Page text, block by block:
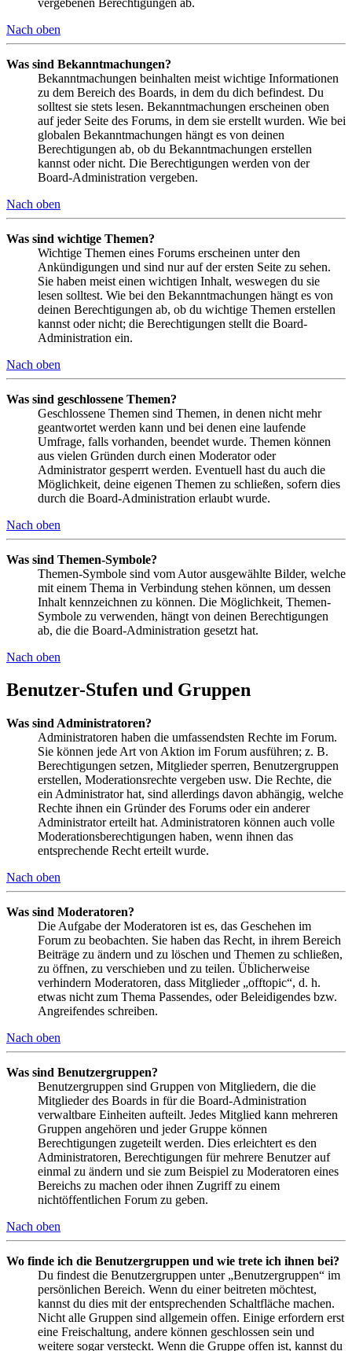
Nach oben
Was sind Bekanntmachungen?
Bekanntmachungen beinhalten meist wichtige Informationen
zu dem Bereich des Boards, in dem du dich befindest. Du
solltest sie stets lesen. Bekanntmachungen erscheinen oben
auf jeder Seite des Forums, in dem sie erstellt wurden. Wie bei
globalen Bekanntmachungen hängt es von deinen
Berechtigungen ab, ob du Bekanntmachungen erstellen
kannst oder nicht. Die Berechtigungen werden von der
Board-Administration vergeben.
Nach oben
Was sind wichtige Themen?
Wichtige Themen eines Forums erscheinen unter den
Ankündigungen und sind nur auf der ersten Seite zu sehen.
Sie haben meist einen wichtigen Inhalt, weswegen du sie
lesen solltest. Wie bei den Bekanntmachungen hängt es von
deinen Berechtigungen ab, ob du wichtige Themen erstellen
kannst oder nicht; die Berechtigungen stellt die Board-
Administration ein.
Nach oben
Was sind geschlossene Themen?
Geschlossene Themen sind Themen, in denen nicht mehr
geantwortet werden kann und bei denen eine laufende
Umfrage, falls vorhanden, beendet wurde. Themen können
aus vielen Gründen durch einen Moderator oder
Administrator gesperrt werden. Eventuell hast du auch die
Möglichkeit, deine eigenen Themen zu schließen, sofern dies
durch die Board-Administration erlaubt wurde.
Nach oben
Was sind Themen-Symbole?
Themen-Symbole sind vom Autor ausgewählte Bilder, welche
mit einem Thema in Verbindung stehen können, um dessen
Inhalt kennzeichnen zu können. Die Möglichkeit, Themen-
Symbole zu verwenden, hängt von deinen Berechtigungen
ab, die die Board-Administration gesetzt hat.
Nach oben
Benutzer-Stufen und Gruppen
Was sind Administratoren?
Administratoren haben die umfassendsten Rechte im Forum.
Sie können jede Art von Aktion im Forum ausführen; z. B.
Berechtigungen setzen, Mitglieder sperren, Benutzergruppen
erstellen, Moderationsrechte vergeben usw. Die Rechte, die
ein Administrator hat, sind allerdings davon abhängig, welche
Rechte ihnen ein Gründer des Forums oder ein anderer
Administrator erteilt hat. Administratoren können auch volle
Moderationsberechtigungen haben, wenn ihnen das
entsprechende Recht erteilt wurde.
Nach oben
Was sind Moderatoren?
Die Aufgabe der Moderatoren ist es, das Geschehen im
Forum zu beobachten. Sie haben das Recht, in ihrem Bereich
Beiträge zu ändern und zu löschen und Themen zu schließen,
zu öffnen, zu verschieben und zu teilen. Üblicherweise
verhindern Moderatoren, dass Mitglieder „offtopic“, d. h.
etwas nicht zum Thema Passendes, oder Beleidigendes bzw.
Angreifendes schreiben.
Nach oben
Was sind Benutzergruppen?
Benutzergruppen sind Gruppen von Mitgliedern, die die
Mitglieder des Boards in für die Board-Administration
verwaltbare Einheiten aufteilt. Jedes Mitglied kann mehreren
Gruppen angehören und jeder Gruppe können
Berechtigungen zugeteilt werden. Dies erleichtert es den
Administratoren, Berechtigungen für mehrere Benutzer auf
einmal zu ändern und sie zum Beispiel zu Moderatoren eines
Bereichs zu machen oder ihnen Zugriff zu einem
nichtöffentlichen Forum zu geben.
Nach oben
Wo finde ich die Benutzergruppen und wie trete ich ihnen bei?
Du findest die Benutzergruppen unter „Benutzergruppen“ im
persönlichen Bereich. Wenn du einer beitreten möchtest,
kannst du dies mit der entsprechenden Schaltfläche machen.
Nicht alle Gruppen sind allgemein offen. Einige erfordern erst
eine Freischaltung, andere können geschlossen sein und
weitere sogar versteckt. Wenn die Gruppe offen ist, kannst du